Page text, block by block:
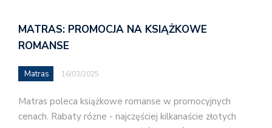
MATRAS: PROMOCJA NA KSIĄŻKOWE
ROMANSE
Matras 16/03/2025
Matras poleca książkowe romanse w promocyjnych
cenach. Rabaty różne - najczęściej kilkanaście złotych